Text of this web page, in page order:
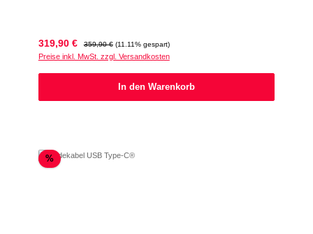
Verkaufspreis:
319,90 € Regulärer Preis:
359,90 € (11.11% gespart)
Preise inkl. MwSt. zzgl. Versandkosten
In den Warenkorb
%Rabatt